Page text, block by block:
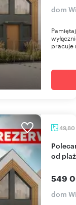
dom
pracuje
49,80
Polecam nowoczesny dom nad Bałtykiem 150 m
od
549
dom